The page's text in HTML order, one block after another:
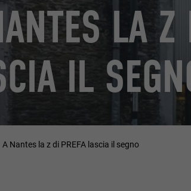
LA Z
IL
A Nantes la z di PREFA lascia il segno